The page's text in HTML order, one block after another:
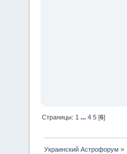
Страницы: 1 ...4 5 [6]
Украинский Астрофорум »